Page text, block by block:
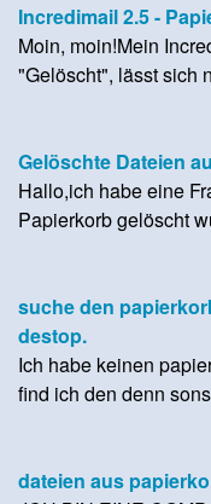
Incredimail 2.5 -
Moin, moin!Mein
"Gelöscht", lässt sich
Gelöschte Dateien
Hallo,ich habe eine
Papierkorb gelöscht
suche den
destop.
Ich habe keinen
find ich den denn
dateien aus